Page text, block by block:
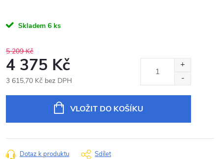
Skladem 6 ks
5 209 Kč
4 375 Kč
3 615,70 Kč bez DPH
VLOŽIT DO KOŠÍKU
Dotaz k produktu Sdílet